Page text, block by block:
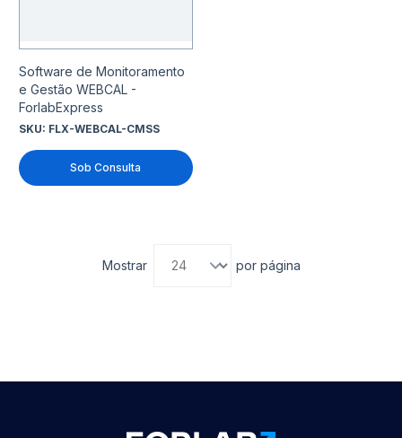
Software de Monitoramento
e Gestão WEBCAL -
ForlabExpress
SKU: FLX-WEBCAL-CMSS
Sob Consulta
Mostrar por página